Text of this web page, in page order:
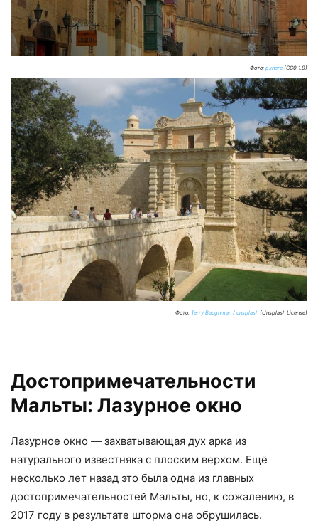
Фото: pxhere (CC0 1.0)
Фото: Terry Baughman / unsplash (Unsplash License)
Достопримечательности
Мальты: Лазурное окно
Лазурное окно — захватывающая дух арка из
натурального известняка с плоским верхом. Ещё
несколько лет назад это была одна из главных
достопримечательностей Мальты, но, к сожалению, в
2017 году в результате шторма она обрушилась.